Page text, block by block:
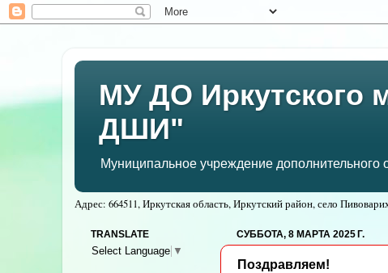
МУ ДО Иркутского
ДШИ"
Муниципальное учреждение дополнительного
Адрес: 664511, Иркутская область, Иркутский район, село
СУББОТА, 8 МАРТА 2025 Г.
Поздравляем!
TRANSLATE
Select Language ▼